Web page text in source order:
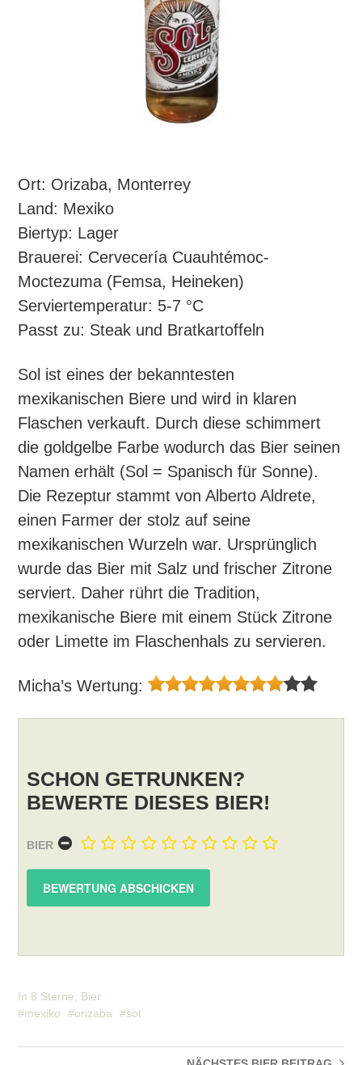
Ort: Orizaba, Monterrey
Land: Mexiko
Biertyp: Lager
Brauerei: Cervecería Cuauhtémoc-
Moctezuma (Femsa, Heineken)
Serviertemperatur: 5-7 °C
Passt zu: Steak und Bratkartoffeln
Sol ist eines der bekanntesten
mexikanischen Biere und wird in klaren
Flaschen verkauft. Durch diese schimmert
die goldgelbe Farbe wodurch das Bier seinen
Namen erhält (Sol = Spanisch für Sonne).
Die Rezeptur stammt von Alberto Aldrete,
einen Farmer der stolz auf seine
mexikanischen Wurzeln war. Ursprünglich
wurde das Bier mit Salz und frischer Zitrone
serviert. Daher rührt die Tradition,
mexikanische Biere mit einem Stück Zitrone
oder Limette im Flaschenhals zu servieren.
Micha’s Wertung:
SCHON GETRUNKEN?
BEWERTE DIESES BIER!
BIER
In 8 Sterne
Bier
mexiko
orizaba sol